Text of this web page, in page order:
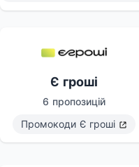
Є гроші
6 пропозицій
Промокоди Є гроші